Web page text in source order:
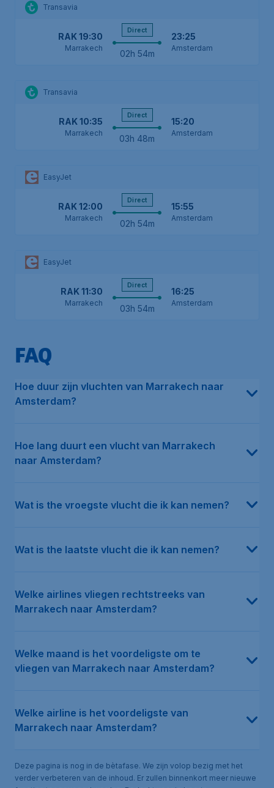
Transavia
RAK19:30
Marrakech
Direct
02h 54m
23:25
Amsterdam
Transavia
RAK10:35
Marrakech
Direct
03h 48m
15:20
Amsterdam
EasyJet
RAK12:00
Marrakech
Direct
02h 54m
15:55
Amsterdam
EasyJet
RAK11:30
Marrakech
Direct
03h 54m
16:25
Amsterdam
FAQ
Hoe duur zijn vluchten van Marrakech naar
Amsterdam?
In de afgelopen 12 maanden was de gemiddelde prijs voor
Hoe lang duurt een vlucht van Marrakech
naar Amsterdam?
De gemiddelde reistijd van Marrakech naar Amsterdam is 4u
Wat is the vroegste vlucht die ik kan nemen?
De eerste vlucht van Marrakech naar Amsterdam vertrekt op
Wat is the laatste vlucht die ik kan nemen?
De laatste vlucht van Marrakech naar Amsterdam vertrekt op
Welke airlines vliegen rechtstreeks van
Marrakech naar Amsterdam?
Volgens onze data vliegen meerdere luchtvaartmaatschappijen
Welke maand is het voordeligste om te
vliegen van Marrakech naar Amsterdam?
De goedkoopste maand om te vliegen van Marrakech naar
Welke airline is het voordeligste van
Marrakech naar Amsterdam?
Volgens onze data was Wizz Air UK de afgelopen 12
Deze pagina is nog in de bètafase. We zijn volop bezig met het
verder verbeteren van de inhoud. Er zullen binnenkort meer nieuwe